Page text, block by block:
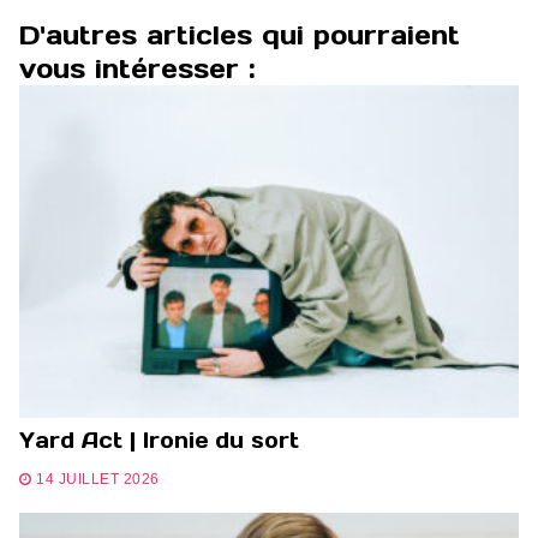
D'autres articles qui pourraient
vous intéresser :
Yard Act | Ironie du sort
14 JUILLET 2026